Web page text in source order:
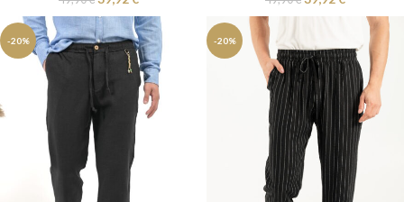
-20% -20%